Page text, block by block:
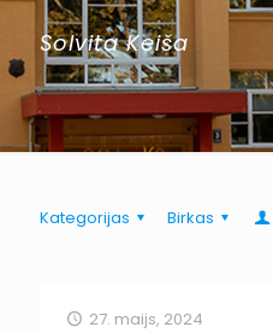
Solvita Keiša
Kategorijas Birkas
27. maijs, 2024